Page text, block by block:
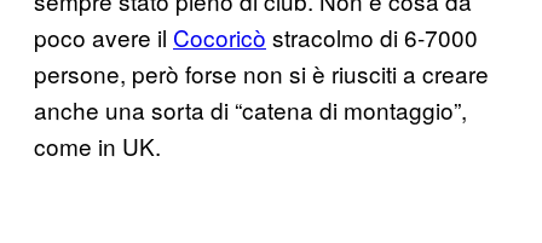
poco avere il Cocoricò stracolmo di 6-7000
persone, però forse non si è riusciti a creare
anche una sorta di “catena di montaggio”,
come in UK.